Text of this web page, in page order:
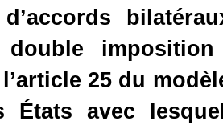
25 du
États avec